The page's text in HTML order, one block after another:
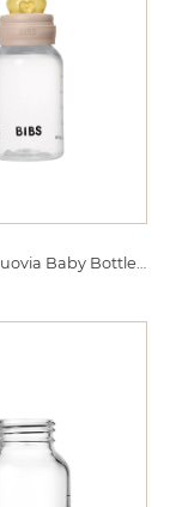
Tuttipullo muovia Baby Bottle Blush 150ml